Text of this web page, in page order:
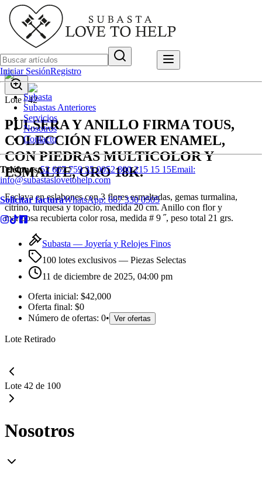
Iniciar SesiónRegistro
Subasta
Subastas Anteriores
Servicios
Nosotros
Contacto
Teléfonos:52 667 759 35 0052 800 215 15 15Email:
info@subastaslovetohelp.com
Solicitar facturaWhatsApp:667 330 0505
Lote |42
PULSERA Y ANILLO FIRMA TOUS,
COLECCIÓN FLOWER ENAMEL,
CON PIEDRAS MULTICOLOR Y
ESMALTE, ORO 18K.
Esclava en eslabones con 3 flores esmaltadas, gemas turmalina,
citrino, turquesa y topacio, medida 20 cm. Anillo con flor y
mariposa recubierta color rosa, medida # 9 ˝, peso total 21 grs.
Subasta — Joyería y Relojes Finos
100 lotes exclusivos — Piezas Selectas
11 de diciembre de 2025, 04:00 pm
Oferta inicial: $42,000
Oferta final: $0
Número de ofertas: 0• Ver ofertas
Lote Retirado
Lote 42 de 100
Nosotros